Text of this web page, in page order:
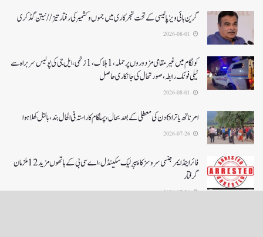
گرین ہائی ویز پالیسی کے تحت شجرکاری میں جموں و کشمیر کی رفتار تیز// نیتن گڈکری
کولگام میں غیر مقامی مزدوروں پر حملہ،1ہلاک،1زخمی،ایل جی کی پولیس سربراہ سے
ٹیلی فونک رابطہ، صورتحال کی جانکاری حاصل
امرناتھ یاترا 6دن کی معطلی کے بعد بحال،پہلگام کا راستہ فی الحال بند، بالتل کھلا ہوا
فائر اینڈ ایمرجنسی سروسز کا پیپر لیک سکینڈل،اے سی بی کے ہاتھوں مزید 12 ملزمان
گرفتار
2026-07-26